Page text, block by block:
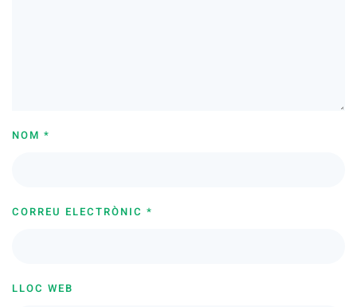
NOM *
CORREU ELECTRÒNIC *
LLOC WEB